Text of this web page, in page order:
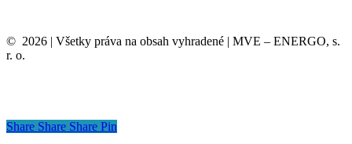
© 2026 | Všetky práva na obsah vyhradené | MVE – ENERGO, s.
r. o.
Share
Share Share Share Pin